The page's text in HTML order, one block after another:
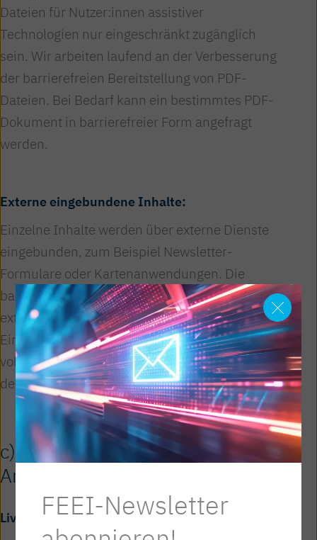
Dateien für Nutzer:innen assistiver
Technologien nur eingeschränkt zugänglich
sein. Wir arbeiten laufend an der Verbesserung
der barrierefreien Bereitstellung von PDF-
Dateien. Bei Bedarf kann ein bestimmtes PDF-
Dokument in barrierefreier Form angefragt
werden.
Externe eingebundene Inhalte:
Einzelne Inhalte werden über externe Dienste
eingebunden, zum Beispiel Newsletter-
Formulare oder Kartenanwendungen. Die
barrierefreie technische Ausgestaltung dieser
externen Inhalte liegt nur eingeschränkt im
Einflussbereich der Website-Betreiberin. Eine
vollständige Anpassung dieser Inhalte stellt
derzeit eine unverhältnismäßige Belastung dar.
c) Inhalte außerhalb des
Anwendungsbereichs
Live-Videos:FEEI-Newsletter